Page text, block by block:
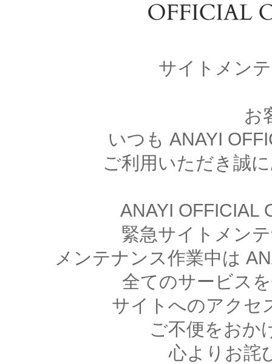
サイトメン
お
いつも ANAYI
ご利用いただき誠
ANAYI OFFICIAL
緊急サイトメン
メンテナンス作業中は
全てのサービス
サイトへのアクセ
ご不便をおか
心よりお詫